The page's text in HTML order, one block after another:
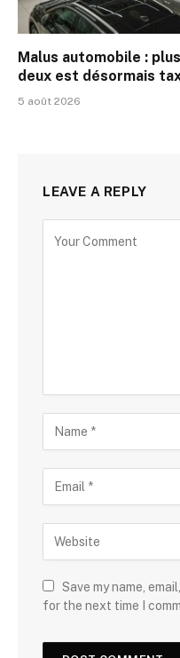
Malus automobile :
deux est désormais
5 août 2026
LEAVE A REPLY
Save my name,
for the next time I